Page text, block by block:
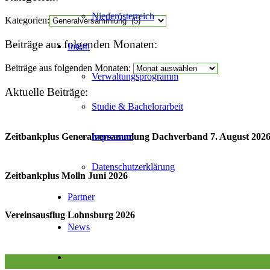
Niederösterreich
Intern
Verwaltungsprogramm
Studie & Bachelorarbeit
Impressum
Datenschutzerklärung
Partner
News
Kategorien:
Beiträge aus folgenden Monaten:
Beiträge aus folgenden Monaten:
Aktuelle Beiträge:
Zeitbankplus Generalversammlung Dachverband 7. August 2026
Zeitbankplus Molln Juni 2026
Vereinsausflug Lohnsburg 2026